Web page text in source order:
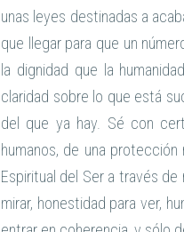
unas leyes destinadas a
que llegar para que un
la dignidad que la
claridad sobre lo que está
del que ya hay. Sé con
humanos, de una
Espiritual del Ser a través
mirar, honestidad para ver,